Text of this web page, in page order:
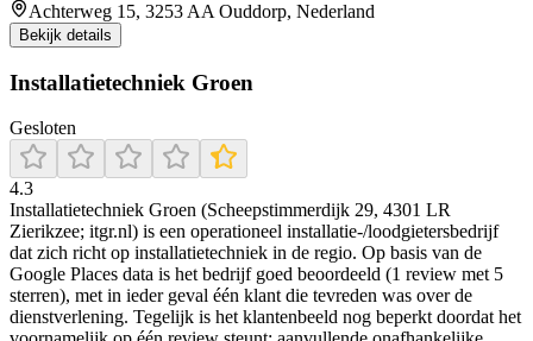
Achterweg 15, 3253 AA Ouddorp, Nederland
Bekijk details
Installatietechniek Groen
Gesloten
4.3
Installatietechniek Groen (Scheepstimmerdijk 29, 4301 LR
Zierikzee; itgr.nl) is een operationeel installatie-/loodgietersbedrijf
dat zich richt op installatietechniek in de regio. Op basis van de
Google Places data is het bedrijf goed beoordeeld (1 review met 5
sterren), met in ieder geval één klant die tevreden was over de
dienstverlening. Tegelijk is het klantenbeeld nog beperkt doordat het